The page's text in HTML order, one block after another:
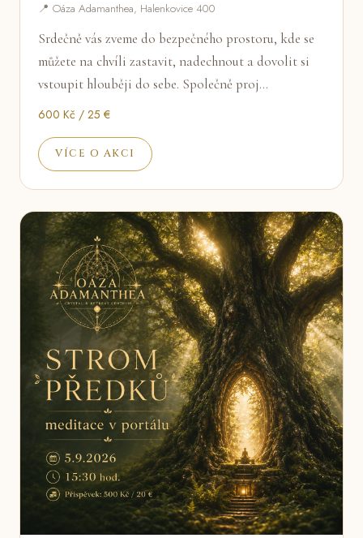
📍 Oáza Adamanthea, Halenkovice 400
Srdečně vás zveme do bezpečného prostoru, kde se
můžete na chvíli zastavit, nadechnout a dovolit si
vstoupit hlouběji do sebe. Společně proj…
600 Kč / 25 €
VÍCE O AKCI